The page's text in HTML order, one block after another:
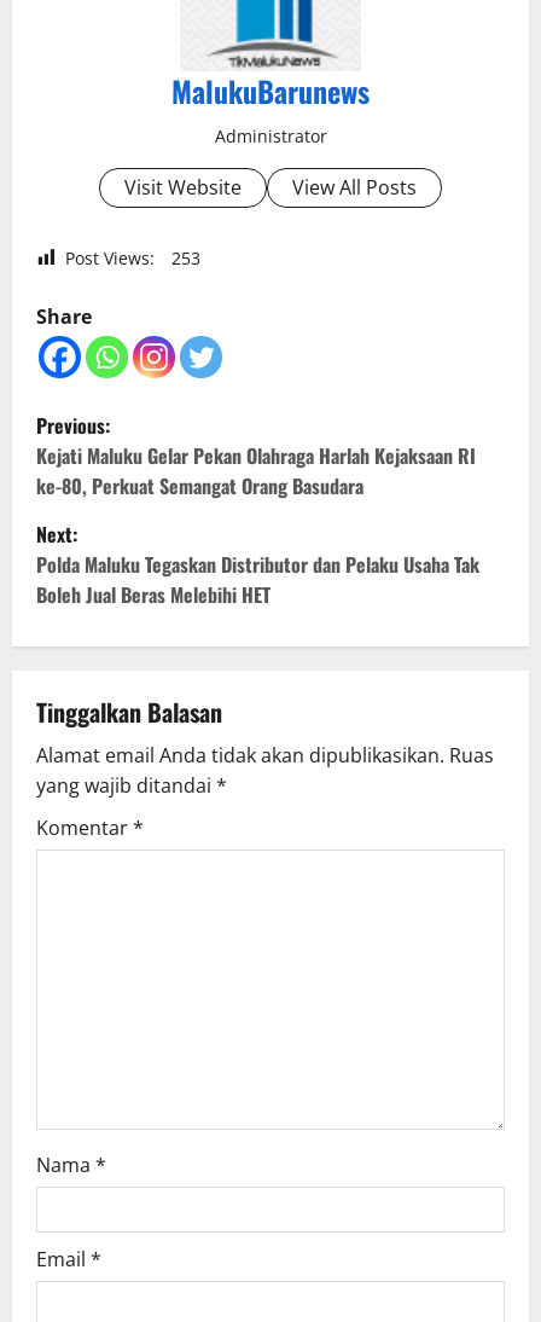
MalukuBarunews
Administrator
Visit Website View All Posts
Post Views: 253
Share
P
o
s
t
n
v
i
g
Previous:
Kejati Maluku Gelar Pekan Olahraga Harlah Kejaksaan RI
ke-80, Perkuat Semangat Orang Basudara
Next:
Polda Maluku Tegaskan Distributor dan Pelaku Usaha Tak
Boleh Jual Beras Melebihi HET
Tinggalkan Balasan
Alamat email Anda tidak akan dipublikasikan. Ruas
yang wajib ditandai *
Komentar*
Nama *
Email *